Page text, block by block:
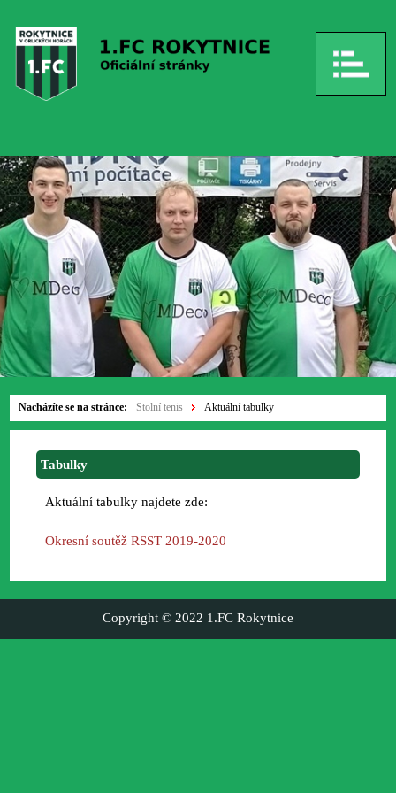
Nacházíte se na stránce: Stolní tenis Aktuální tabulky
Tabulky
Aktuální tabulky najdete zde:
Okresní soutěž RSST 2019-2020
Copyright © 2022 1.FC Rokytnice